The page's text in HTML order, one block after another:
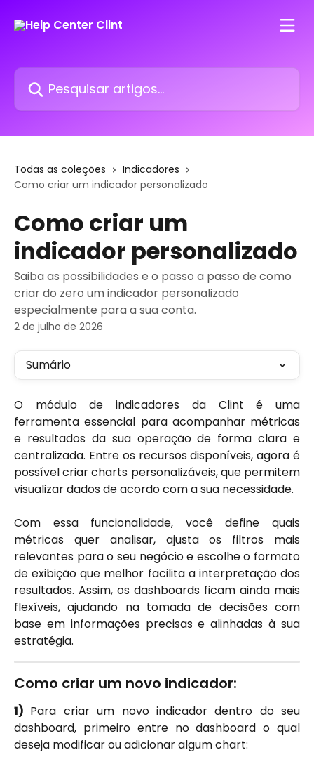
Pesquisar artigos...
Todas as coleções
Indicadores
Como criar um indicador personalizado
Como criar um
indicador personalizado
Saiba as possibilidades e o passo a passo de como
criar do zero um indicador personalizado
especialmente para a sua conta.
2 de julho de 2026
Sumário
O módulo de indicadores da Clint é uma
ferramenta essencial para acompanhar métricas
e resultados da sua operação de forma clara e
centralizada. Entre os recursos disponíveis, agora é
possível criar charts personalizáveis, que permitem
visualizar dados de acordo com a sua necessidade.
Com essa funcionalidade, você define quais
métricas quer analisar, ajusta os filtros mais
relevantes para o seu negócio e escolhe o formato
de exibição que melhor facilita a interpretação dos
resultados. Assim, os dashboards ficam ainda mais
flexíveis, ajudando na tomada de decisões com
base em informações precisas e alinhadas à sua
estratégia.
Como criar um novo indicador:
1) Para criar um novo indicador dentro do seu
dashboard, primeiro entre no dashboard o qual
deseja modificar ou adicionar algum chart: